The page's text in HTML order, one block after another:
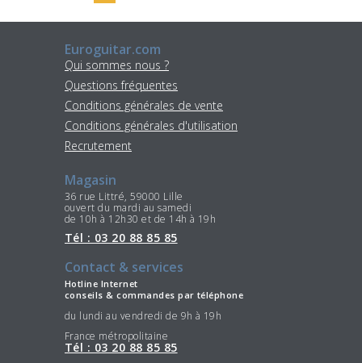
Euroguitar.com
Qui sommes nous ?
Questions fréquentes
Conditions générales de vente
Conditions générales d'utilisation
Recrutement
Magasin
36 rue Littré, 59000 Lille
ouvert du mardi au samedi
de 10h à 12h30 et de 14h à 19h
Tél : 03 20 88 85 85
Contact & services
Hotline Internet
conseils & commandes par téléphone
du lundi au vendredi de 9h à 19h
France métropolitaine
Tél : 03 20 88 85 85